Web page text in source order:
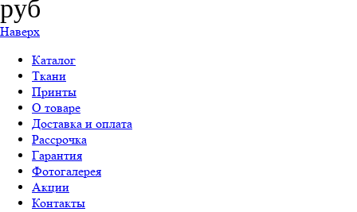
руб
Наверх
Каталог
Ткани
Принты
О товаре
Доставка и оплата
Рассрочка
Гарантия
Фотогалерея
Акции
Контакты